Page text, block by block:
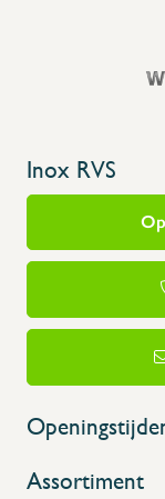
Inox RVS
Assortiment